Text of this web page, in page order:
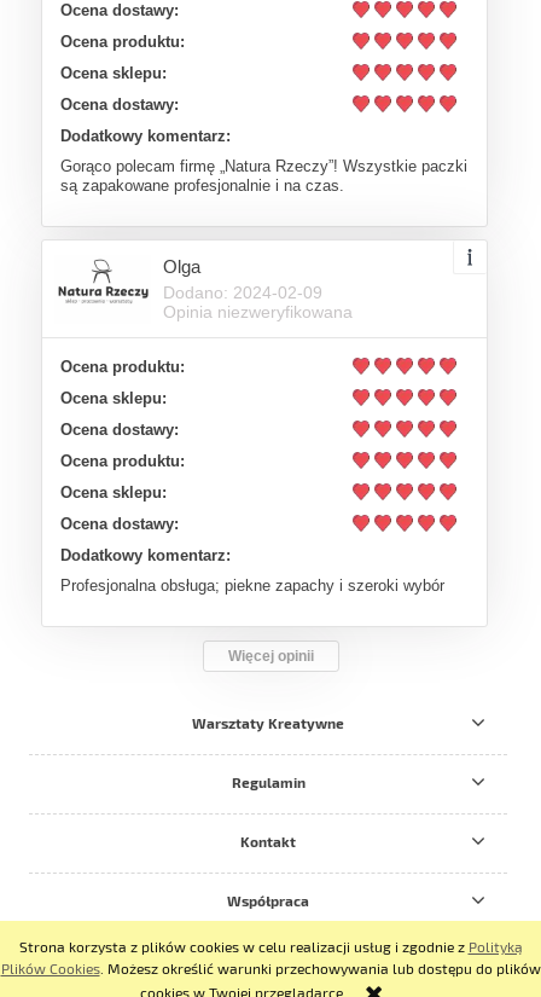
Strona korzysta z plików cookies w celu realizacji usług i zgodnie z Polityką
Plików Cookies. Możesz określić warunki przechowywania lub dostępu do plików
cookies w Twojej przeglądarce.
Ocena dostawy:
Ocena produktu:
Ocena sklepu:
Ocena dostawy:
Dodatkowy komentarz:
Gorąco polecam firmę „Natura Rzeczy”! Wszystkie paczki
są zapakowane profesjonalnie i na czas.
Olga
Dodano: 2024-02-09
Opinia niezweryfikowana
Ocena produktu:
Ocena sklepu:
Ocena dostawy:
Ocena produktu:
Ocena sklepu:
Ocena dostawy:
Dodatkowy komentarz:
Profesjonalna obsługa; piekne zapachy i szeroki wybór
Więcej opinii
Warsztaty Kreatywne
Regulamin
Kontakt
Współpraca
pokaż pełną wersję strony